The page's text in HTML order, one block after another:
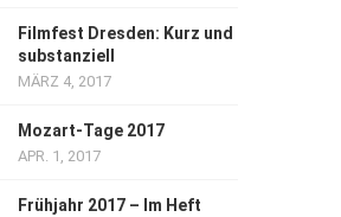
Filmfest Dresden: Kurz und
substanziell
MÄRZ 4, 2017
Mozart-Tage 2017
APR. 1, 2017
Frühjahr 2017 – Im Heft